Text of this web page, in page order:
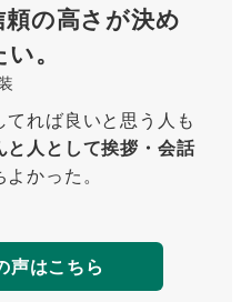
の高さが決め
。
れば良いと思う人も
と人として挨拶・会話
かった。
声はこちら